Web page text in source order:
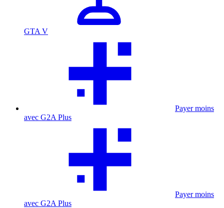
GTA V
Payer moins
avec G2A Plus
Payer moins
avec G2A Plus